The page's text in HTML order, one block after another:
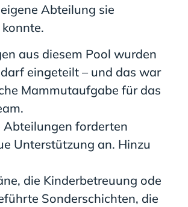
Abteilung sie
aus diesem Pool wurden
eingeteilt – und das war
Mammutaufgabe für das
Abteilungen forderten
Unterstützung an. Hinzu
, die Kinderbetreuung ode
Sonderschichten, die